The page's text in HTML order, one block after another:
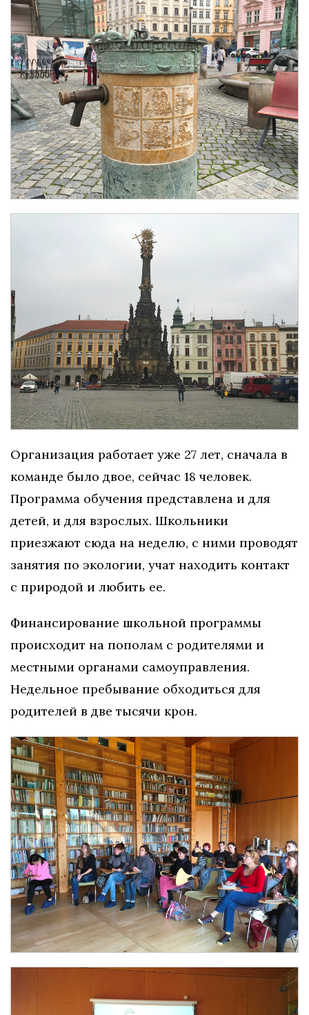
Организация работает уже 27 лет, сначала в
команде было двое, сейчас 18 человек.
Программа обучения представлена и для
детей, и для взрослых. Школьники
приезжают сюда на неделю, с ними проводят
занятия по экологии, учат находить контакт
с природой и любить ее.
Финансирование школьной программы
происходит на пополам с родителями и
местными органами самоуправления.
Недельное пребывание обходиться для
родителей в две тысячи крон.